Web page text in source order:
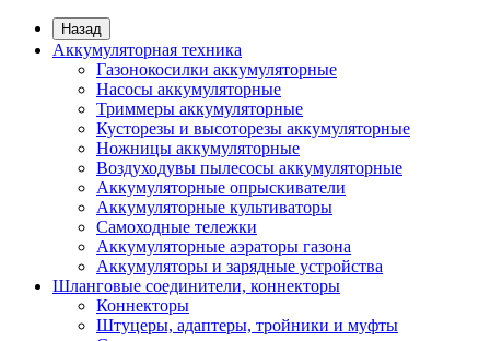
Назад
Аккумуляторная техника
Газонокосилки аккумуляторные
Насосы аккумуляторные
Триммеры аккумуляторные
Кусторезы и высоторезы аккумуляторные
Ножницы аккумуляторные
Воздуходувы пылесосы аккумуляторные
Аккумуляторные опрыскиватели
Аккумуляторные культиваторы
Самоходные тележки
Аккумуляторные аэраторы газона
Аккумуляторы и зарядные устройства
Шланговые соединители, коннекторы
Коннекторы
Штуцеры, адаптеры, тройники и муфты